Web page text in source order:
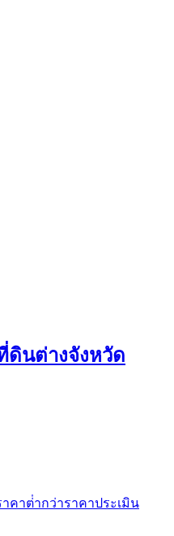
ดินต่างจังหวัด
คาต่ํากว่าราคาประเมิน